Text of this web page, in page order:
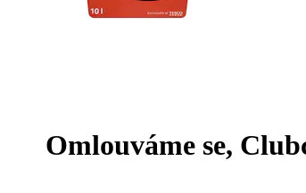
Omlouváme se,